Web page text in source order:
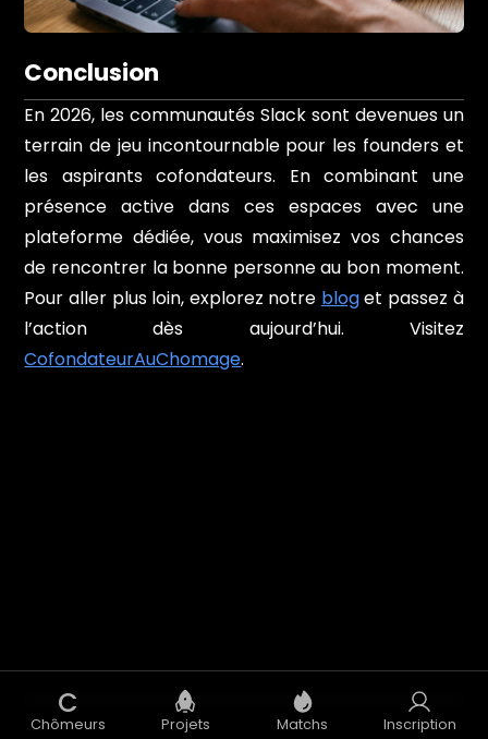
Conclusion
En 2026, les communautés Slack sont devenues un
terrain de jeu incontournable pour les founders et
les aspirants cofondateurs. En combinant une
présence active dans ces espaces avec une
plateforme dédiée, vous maximisez vos chances
de rencontrer la bonne personne au bon moment.
Pour aller plus loin, explorez notre bloget passez à
l’action dès aujourd’hui. Visitez
CofondateurAuChomage.
C
Chômeurs Projets Matchs Inscription